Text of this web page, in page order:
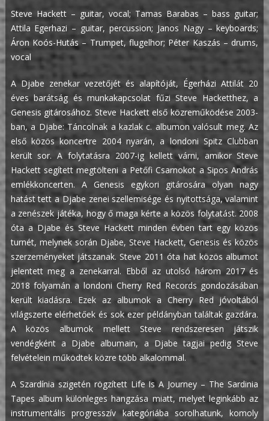
Steve Hackett – guitar, vocal; Tamas Barabas – bass guitar;
Attila Egerhazi – guitar, percussion; Janos Nagy – keyboards;
Áron Koós-Hutás – Trumpet, flugelhor; Péter Kaszás – drums,
vocal
A Djabe zenekar vezetőjét és alapítóját, Égerházi Attilát 20
éves barátság és munkakapcsolat fűzi Steve Hacketthez, a
Genesis gitárosához. Steve Hackett első közreműködése 2003-
ban, a Djabe: Táncolnak a kazlak c. albumon valósult meg. Az
első közös koncertre 2004 nyarán, a londoni Spitz Clubban
került sor. A folytatásra 2007-ig kellett várni, amikor Steve
Hackett segített megtölteni a Petőfi Csarnokot a Sipos András
emlékkoncerten. A Genesis egykori gitárosára olyan nagy
hatást tett a Djabe zenei szellemisége és nyitottsága, valamint
a zenészek játéka, hogy ő maga kérte a közös folytatást. 2008
óta a Djabe és Steve Hackett minden évben tart egy közös
turnét, melynek során Djabe, Steve Hackett, Genesis és közös
szerzeményeket játszanak. Steve 2011 óta hat közös albumot
jelentett meg a zenekarral. Ebből az utolsó három 2017 és
2018 folyamán a londoni Cherry Red Records gondozásában
került kiadásra. Ezek az albumok a Cherry Red jóvoltából
világszerte elérhetőek és sok ezer példányban találtak gazdára.
A közös albumok mellett Steve rendszeresen játszik
vendégként a Djabe albumain, a Djabe tagjai pedig Steve
felvételein működtek közre több alkalommal.
A Szardínia szigetén rögzített Life Is A Journey – The Sardinia
Tapes album különleges hangzása miatt, melyet leginkább az
instrumentális progresszív kategóriába sorolhatunk, komoly